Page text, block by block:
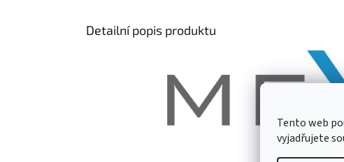
Tento web
vyjadřujete
Detailní popis produktu